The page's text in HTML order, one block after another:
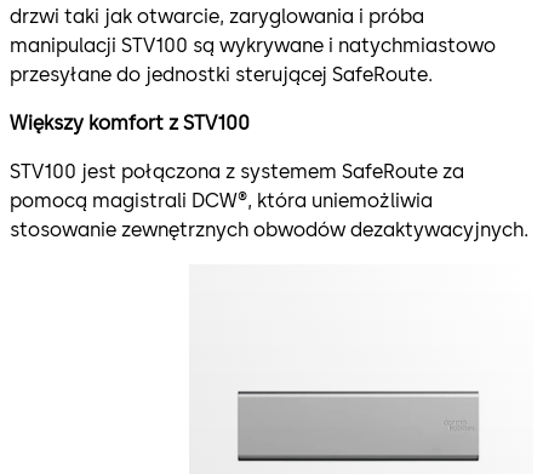
drzwi taki jak otwarcie, zaryglowania i próba
manipulacji STV100 są wykrywane i natychmiastowo
przesyłane do jednostki sterującej SafeRoute.
Większy komfort z STV100
STV100 jest połączona z systemem SafeRoute za
pomocą magistrali DCW®, która uniemożliwia
stosowanie zewnętrznych obwodów dezaktywacyjnych.